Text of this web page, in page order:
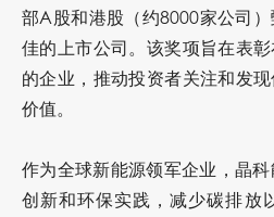
部A股和港股（约8000家公司
佳的上市公司。该奖项旨在表
的企业，推动投资者关注和发
价值。
作为全球新能源领军企业，晶
创新和环保实践，减少碳排放